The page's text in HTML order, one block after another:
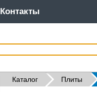
Контакты
Каталог Плиты